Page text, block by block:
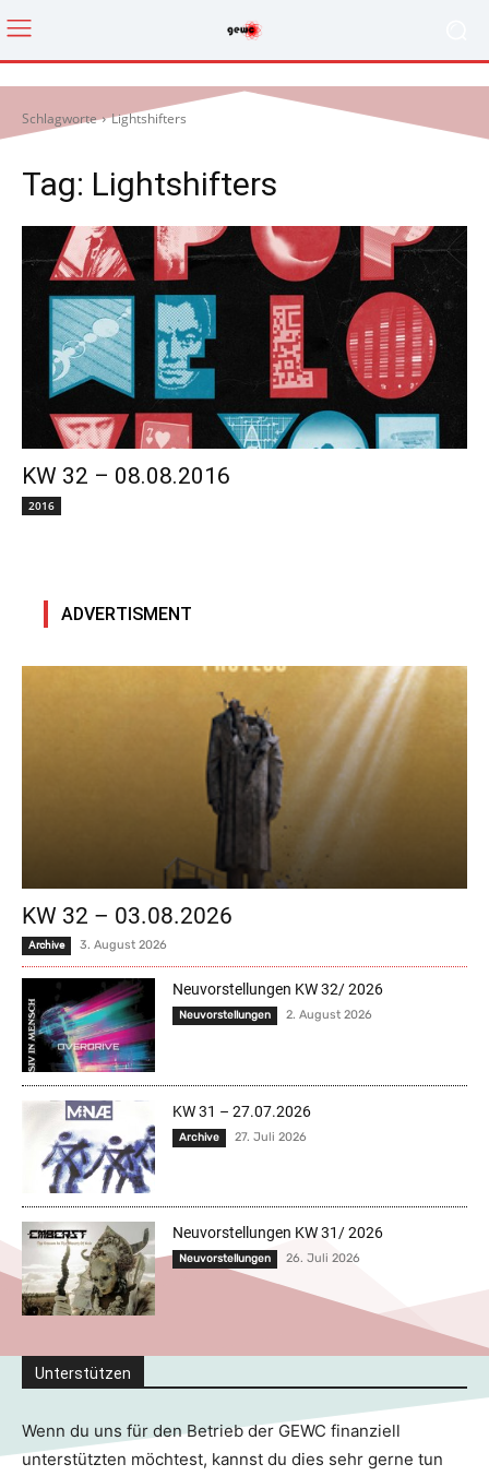
Schlagworte Lightshifters
Tag: Lightshifters
KW 32 – 08.08.2016
2016
ADVERTISMENT
KW 32 – 03.08.2026
Archive 3. August 2026
Neuvorstellungen KW 32/ 2026
Neuvorstellungen 2. August 2026
KW 31 – 27.07.2026
Archive 27. Juli 2026
Neuvorstellungen KW 31/ 2026
Neuvorstellungen 26. Juli 2026
Unterstützen
Wenn du uns für den Betrieb der GEWC finanziell
unterstützten möchtest, kannst du dies sehr gerne tun